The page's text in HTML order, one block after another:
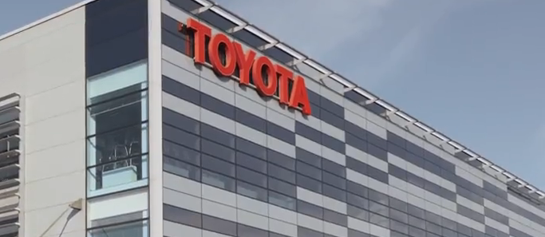
Proč jsme přesvědčeni, že RAV4
předčí vaše očekávání?